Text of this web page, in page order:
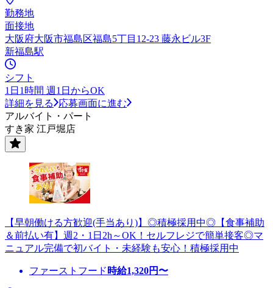
勤務地
面接地
大阪府大阪市福島区福島5丁目12-23 藤永ビル3F
新福島駅
シフト
1日1時間 週1日からOK
詳細を見る
応募画面に進む
アルバイト・パート
すき家 江戸堀店
【早朝働ける方歓迎(手当あり)】◎積極採用中◎【食事補助
＆前払い有】週2・1日2h～OK！セルフレジで簡単接客◎マ
ニュアル完備で初バイト・未経験も安心！積極採用中
ファーストフード 時給1,320円〜